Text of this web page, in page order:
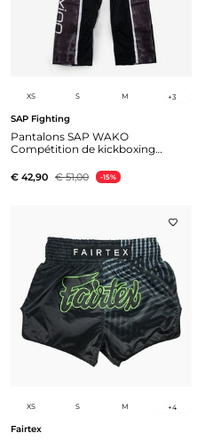
XS S M +3
SAP Fighting
Pantalons SAP WAKO
Compétition de kickboxing
€ 42,90 € 51,00 -15%
XS S M +4
Fairtex